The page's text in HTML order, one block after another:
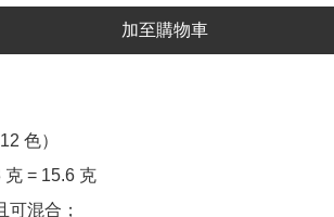
加至購物車
色）
克 = 15.6 克
可混合；